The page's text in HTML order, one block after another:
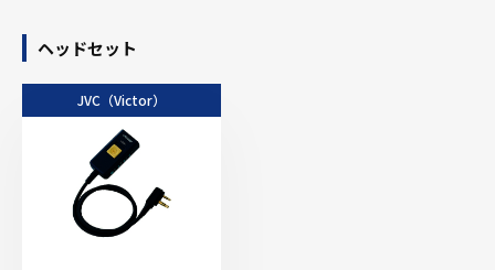
ヘッドセット
JVC（Victor）